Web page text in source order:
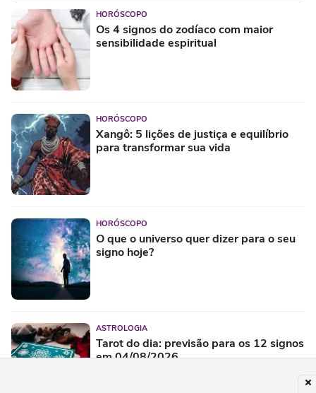
HORÓSCOPO
Os 4 signos do zodíaco com maior
sensibilidade espiritual
HORÓSCOPO
Xangô: 5 lições de justiça e equilíbrio
para transformar sua vida
HORÓSCOPO
O que o universo quer dizer para o seu
signo hoje?
ASTROLOGIA
Tarot do dia: previsão para os 12 signos
em 04/08/2026